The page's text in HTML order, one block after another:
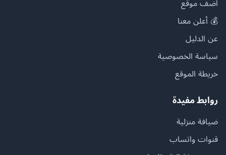
أضف موقع
💰 أعلن معنا
عن الدليل
سياسة الخصوصية
خريطة الموقع
روابط مفيدة
ضيافة منزلية
قنوات واتساب